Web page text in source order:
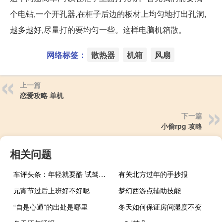
个电钻,一个开孔器,在柜子后边的板材上均匀地打出孔洞,
越多越好,尽量打的要均匀一些。这样电脑机箱散。
网络标签： 散热器 机箱 风扇
上一篇
恋爱攻略 单机
下一篇
小偷rpg 攻略
相关问题
车评头条：年轻就要酷 试驾奥迪A4L quattro个性运动版
有关北方过年的手抄报
元宵节过后上班好不好呢
梦幻西游点辅助技能
“自是心通”的出处是哪里
冬天如何保证房间湿度不变